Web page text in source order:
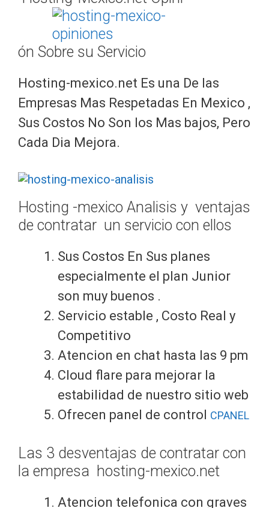
ón Sobre su Servicio
Hosting-mexico.net Es una De las
Empresas Mas Respetadas En Mexico ,
Sus Costos No Son los Mas bajos, Pero
Cada Dia Mejora.
Hosting -mexico Analisis y ventajas
de contratar un servicio con ellos
Sus Costos En Sus planes
especialmente el plan Junior
son muy buenos .
Servicio estable , Costo Real y
Competitivo
Atencion en chat hasta las 9 pm
Cloud flare para mejorar la
estabilidad de nuestro sitio web
Ofrecen panel de control
CPANEL
Las 3 desventajas de contratar con
la empresa hosting-mexico.net
Atencion telefonica con graves